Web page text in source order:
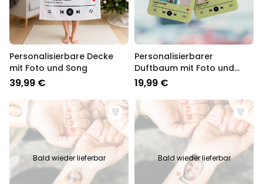
Personalisierbare Decke
mit Foto und Song
39,99 €
Personalisierbarer
Duftbaum mit Foto und
Song
19,99 €
Bald wieder lieferbar Bald wieder lieferbar